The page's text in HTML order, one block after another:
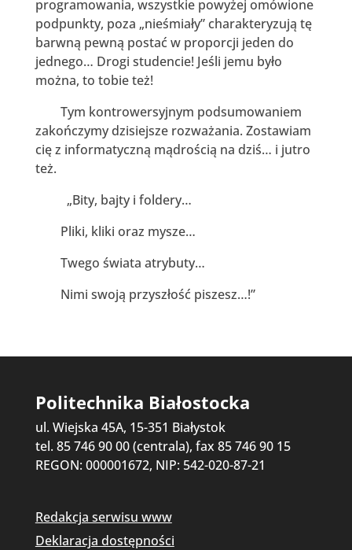
programowania, wszystkie powyżej omówione
podpunkty, poza „nieśmiały” charakteryzują tę
barwną pewną postać w proporcji jeden do
jednego… Drogi studencie! Jeśli jemu było
można, to tobie też!
Tym kontrowersyjnym podsumowaniem
zakończymy dzisiejsze rozważania. Zostawiam
cię z informatyczną mądrością na dziś… i jutro
też.
„Bity, bajty i foldery…
Pliki, kliki oraz mysze…
Twego świata atrybuty…
Nimi swoją przyszłość piszesz…!”
Politechnika Białostocka
ul. Wiejska 45A, 15-351 Białystok
tel. 85 746 90 00 (centrala), fax 85 746 90 15
REGON: 000001672, NIP: 542-020-87-21
Redakcja serwisu www
Deklaracja dostępności